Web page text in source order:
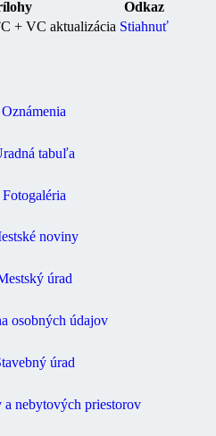
Odkaz
+ VC aktualizácia Stiahnuť
Oznámenia
tabuľa
Fotogaléria
noviny
úrad
osobných údajov
úrad
a nebytových priestorov